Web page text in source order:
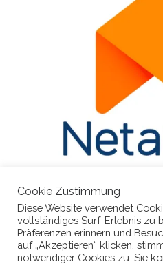
Cookie Zustimmung
Diese Website verwendet
vollständiges Surf-Erlebnis zu
Präferenzen erinnern und
auf „Akzeptieren“ klicken,
notwendiger Cookies zu. Sie